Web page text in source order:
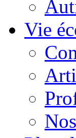
Vie